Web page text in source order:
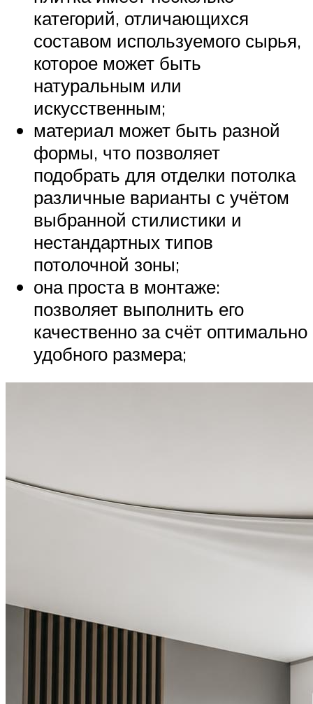
категорий, отличающихся
составом используемого сырья,
которое может быть
натуральным или
искусственным;
материал может быть разной
формы, что позволяет
подобрать для отделки потолка
различные варианты с учётом
выбранной стилистики и
нестандартных типов
потолочной зоны;
она проста в монтаже:
позволяет выполнить его
качественно за счёт оптимально
удобного размера;